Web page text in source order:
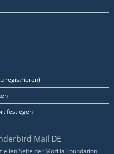
registrieren)
festlegen
Mail DE
Seite der Mozilla Foundation.